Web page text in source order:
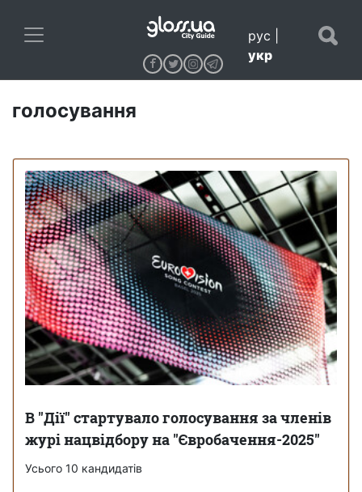
рус
укр
голосування
В "Дії" стартувало голосування за членів
журі нацвідбору на "Євробачення-2025"
Усього 10 кандидатів